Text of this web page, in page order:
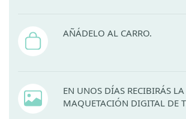
AÑÁDELO AL CARRO.
EN UNOS DÍAS RECIBIRÁS LA
MAQUETACIÓN DIGITAL DE